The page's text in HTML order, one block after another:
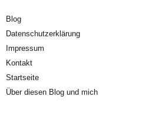
Blog
Datenschutzerklärung
Impressum
Kontakt
Startseite
Über diesen Blog und mich